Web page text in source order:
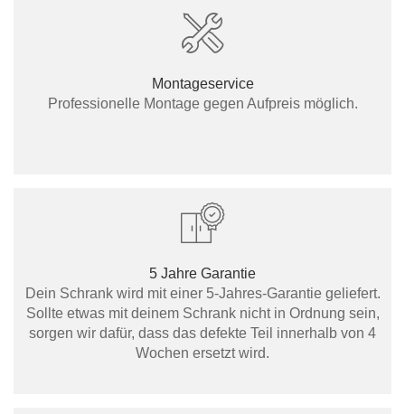
Montageservice
Professionelle Montage gegen Aufpreis möglich.
5 Jahre Garantie
Dein Schrank wird mit einer 5-Jahres-Garantie geliefert.
Sollte etwas mit deinem Schrank nicht in Ordnung sein,
sorgen wir dafür, dass das defekte Teil innerhalb von 4
Wochen ersetzt wird.